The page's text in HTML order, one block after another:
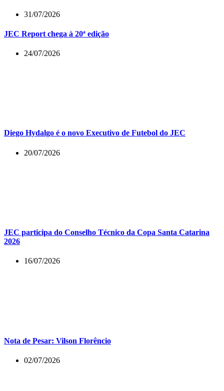
31/07/2026
JEC Report chega à 20ª edição
24/07/2026
Diego Hydalgo é o novo Executivo de Futebol do JEC
20/07/2026
JEC participa do Conselho Técnico da Copa Santa Catarina
2026
16/07/2026
Nota de Pesar: Vilson Florêncio
02/07/2026